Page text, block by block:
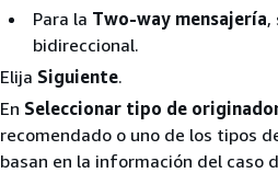
Para la Two-way mensajería,
bidireccional.
Elija Siguiente.
En Seleccionar tipo de
recomendado o uno de los tipos
basan en la información del caso